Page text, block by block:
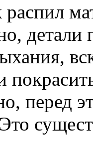
распил
детали
перед